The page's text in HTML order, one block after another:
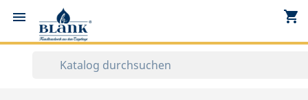
 shopping_cart